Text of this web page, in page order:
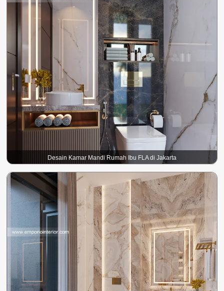
Desain Kamar Mandi Rumah Ibu FLA di Jakarta